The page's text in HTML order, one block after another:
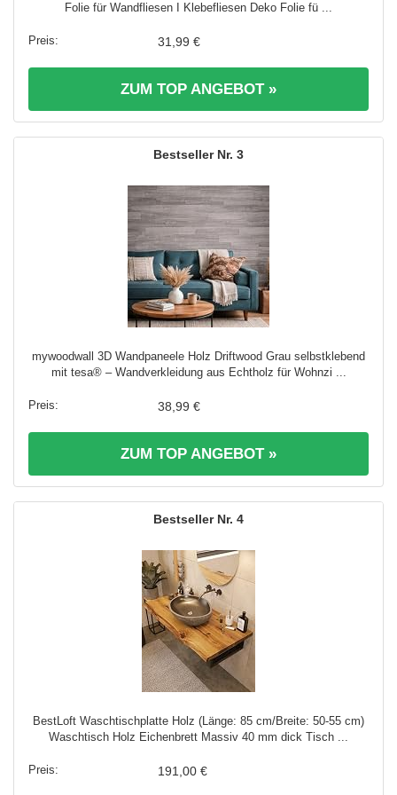
Folie für Wandfliesen I Klebefliesen Deko Folie fü ...
31,99 €
ZUM TOP ANGEBOT »
3
mywoodwall 3D Wandpaneele Holz Driftwood Grau selbstklebend
mit tesa® – Wandverkleidung aus Echtholz für Wohnzi ...
38,99 €
ZUM TOP ANGEBOT »
4
BestLoft Waschtischplatte Holz (Länge: 85 cm/Breite: 50-55 cm)
Waschtisch Holz Eichenbrett Massiv 40 mm dick Tisch ...
191,00 €